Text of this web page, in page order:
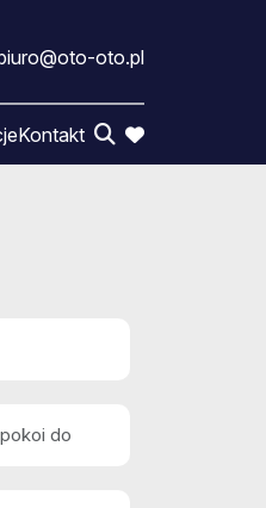
oto.pl
Kontakt
favorite